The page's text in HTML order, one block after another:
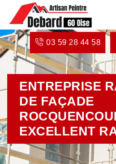
03 59 28 44 58
ENTREPRISE
DE FAÇADE
EXCELLENT